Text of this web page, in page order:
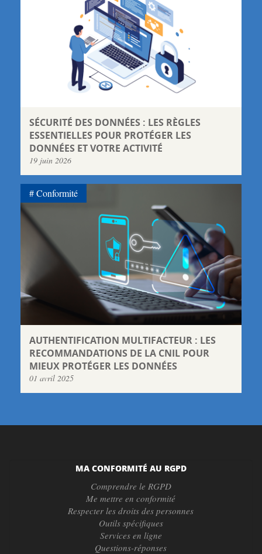
SÉCURITÉ DES DONNÉES : LES RÈGLES
ESSENTIELLES POUR PROTÉGER LES
DONNÉES ET VOTRE ACTIVITÉ
19 juin 2026
AUTHENTIFICATION MULTIFACTEUR : LES
RECOMMANDATIONS DE LA CNIL POUR
MIEUX PROTÉGER LES DONNÉES
01 avril 2025
Conformité
MA CONFORMITÉ AU RGPD
Comprendre le RGPD
Me mettre en conformité
Respecter les droits des personnes
Outils spécifiques
Services en ligne
Questions-réponses